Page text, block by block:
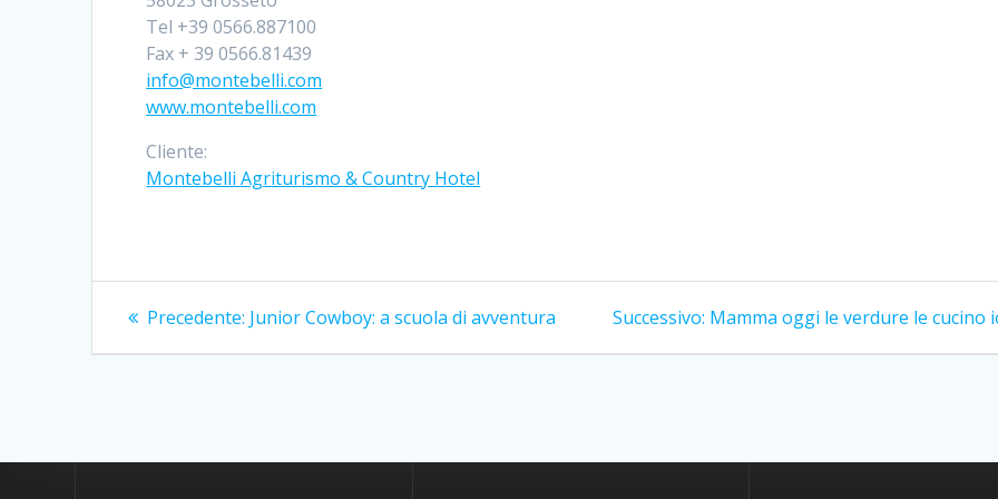
Tel +39 0566.887100
Fax + 39 0566.81439
info@montebelli.com
www.montebelli.com
Cliente:
Montebelli Agriturismo & Country Hotel
Navigazione
articoli
Precedente: Articolo
Junior Cowboy: a scuola di avventura Successivo: Articolo
Mamma oggi le verdure le cucino